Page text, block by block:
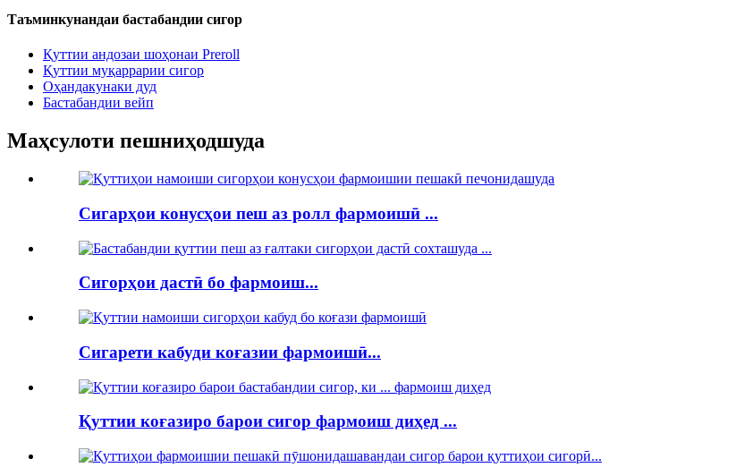
Таъминкунандаи бастабандии сигор
Қуттии андозаи шоҳонаи Preroll
Қуттии муқаррарии сигор
Оҳандакунаки дуд
Бастабандии вейп
Маҳсулоти пешниҳодшуда
Сигарҳои конусҳои пеш аз ролл фармоишӣ ...
Сигорҳои дастӣ бо фармоиш...
Сигарети кабуди коғазии фармоишӣ...
Қуттии коғазиро барои сигор фармоиш диҳед ...